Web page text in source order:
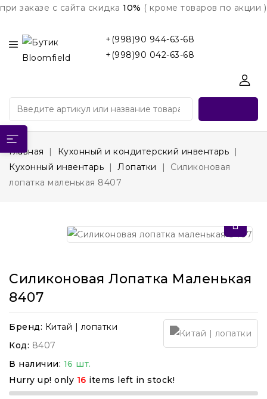
при заказе с сайта скидка 10% ( кроме товаров по акции )
+(998)90 944-63-68
+(998)90 042-63-68
Главная
Кухонный и кондитерский инвентарь
Кухонный инвентарь
Лопатки
Силиконовая
лопатка маленькая 8407
Силиконовая Лопатка Маленькая
8407
Бренд: Китай | лопатки
Код: 8407
В наличии: 16 шт.
Hurry up! only 16 items left in stock!